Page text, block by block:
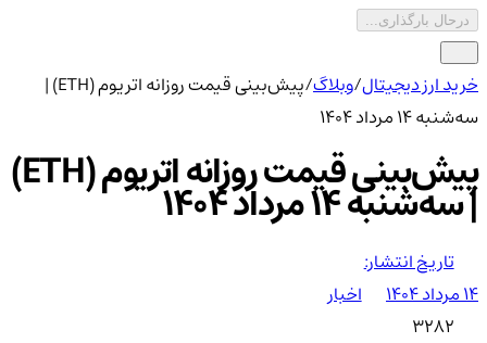
درحال بارگذاری...
خرید ارز دیجیتال/وبلاگ/
پیش‌بینی قیمت روزانه اتریوم (ETH) |
سه‌شنبه ۱۴ مرداد ۱۴۰۴
پیش‌بینی قیمت روزانه اتریوم (ETH)
| سه‌شنبه ۱۴ مرداد ۱۴۰۴
تاریخ انتشار:
۱۴ مرداد ۱۴۰۴
اخبار
3282